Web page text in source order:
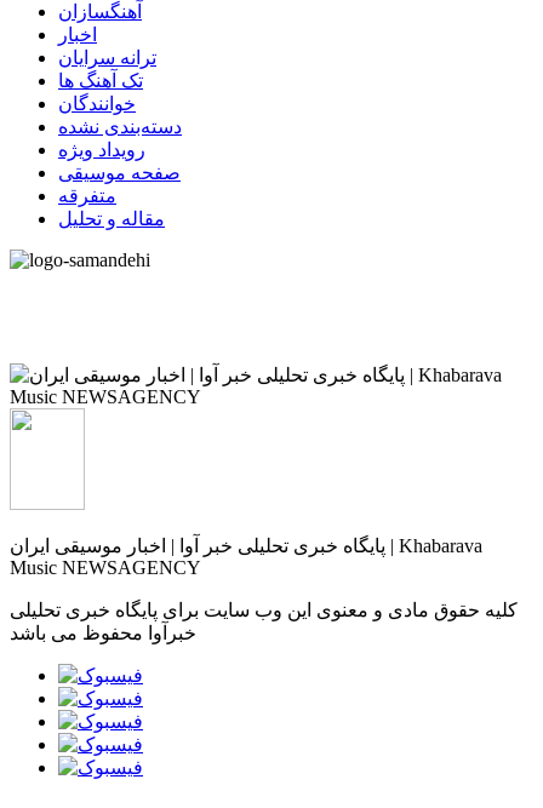
آهنگسازان
اخبار
ترانه سرایان
تک آهنگ ها
خوانندگان
دسته‌بندی نشده
رویداد ویژه
صفحه موسیقی
متفرقه
مقاله و تحلیل
پایگاه خبری تحلیلی خبر آوا | اخبار موسیقی ایران | Khabarava
Music NEWSAGENCY
کلیه حقوق مادی و معنوی این وب سایت برای پایگاه خبری تحلیلی
خبرآوا محفوظ می باشد